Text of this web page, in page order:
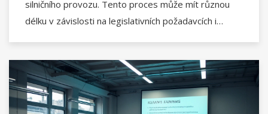
silničního provozu. Tento proces může mít různou
délku v závislosti na legislativních požadavcích i
praktická část a tipy pro efektivní absolvování školení.
Vysvětlíme i důležité aspekty, na které se zaměřit
během kurzu, aby bylo možné minimalizovat rizika na